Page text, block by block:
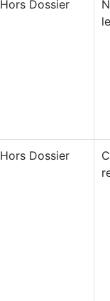
Hors Dossier
Hors Dossier